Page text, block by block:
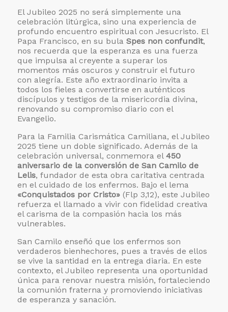
El Jubileo 2025 no será simplemente una
celebración litúrgica, sino una experiencia de
profundo encuentro espiritual con Jesucristo. El
Papa Francisco, en su bula Spes non confundit,
nos recuerda que la esperanza es una fuerza
que impulsa al creyente a superar los
momentos más oscuros y construir el futuro
con alegría. Este año extraordinario invita a
todos los fieles a convertirse en auténticos
discípulos y testigos de la misericordia divina,
renovando su compromiso diario con el
Evangelio.
Para la Familia Carismática Camiliana, el Jubileo
2025 tiene un doble significado. Además de la
celebración universal, conmemora el450
aniversario de la conversión de San Camilo de
Lelis, fundador de esta obra caritativa centrada
en el cuidado de los enfermos. Bajo el lema
«Conquistados por Cristo» (Flp 3,12), este Jubileo
refuerza el llamado a vivir con fidelidad creativa
el carisma de la compasión hacia los más
vulnerables.
San Camilo enseñó que los enfermos son
verdaderos bienhechores, pues a través de ellos
se vive la santidad en la entrega diaria. En este
contexto, el Jubileo representa una oportunidad
única para renovar nuestra misión, fortaleciendo
la comunión fraterna y promoviendo iniciativas
de esperanza y sanación.